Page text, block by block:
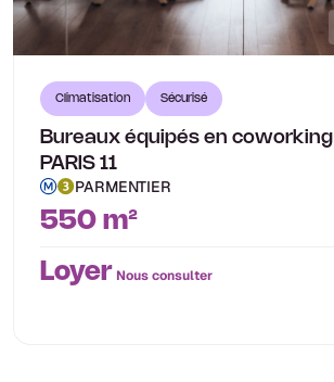
Climatisation Sécurisé
Bureaux équipés en coworking
PARIS 11
PARMENTIER
550 m²
Loyer Nous consulter